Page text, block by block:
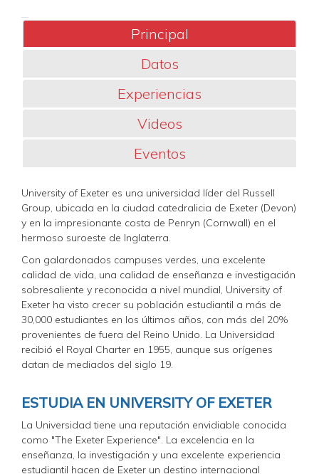
Principal
Datos
Experiencias
Videos
Eventos
University of Exeter es una universidad líder del Russell
Group, ubicada en la ciudad catedralicia de Exeter (Devon)
y en la impresionante costa de Penryn (Cornwall) en el
hermoso suroeste de Inglaterra.
Con galardonados campuses verdes, una excelente
calidad de vida, una calidad de enseñanza e investigación
sobresaliente y reconocida a nivel mundial, University of
Exeter ha visto crecer su población estudiantil a más de
30,000 estudiantes en los últimos años, con más del 20%
provenientes de fuera del Reino Unido. La Universidad
recibió el Royal Charter en 1955, aunque sus orígenes
datan de mediados del siglo 19.
ESTUDIA EN UNIVERSITY OF EXETER
La Universidad tiene una reputación envidiable conocida
como "The Exeter Experience". La excelencia en la
enseñanza, la investigación y una excelente experiencia
estudiantil hacen de Exeter un destino internacional